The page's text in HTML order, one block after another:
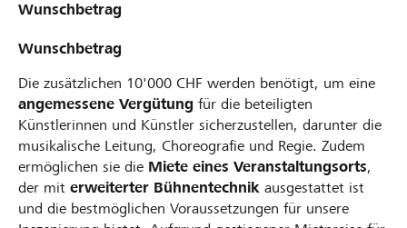
Wunschbetrag
Wunschbetrag
Die zusätzlichen 10'000 CHF werden benötigt, um eine
angemessene Vergütung für die beteiligten
Künstlerinnen und Künstler sicherzustellen, darunter die
musikalische Leitung, Choreografie und Regie. Zudem
ermöglichen sie die Miete eines Veranstaltungsorts,
der mit erweiterter Bühnentechnik ausgestattet ist
und die bestmöglichen Voraussetzungen für unsere